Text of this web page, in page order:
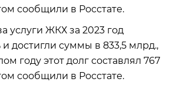
сообщили в Росстате.
услуги ЖКХ за 2023 год
и достигли суммы в 833,5 млрд.,
году этот долг составлял 767
сообщили в Росстате.